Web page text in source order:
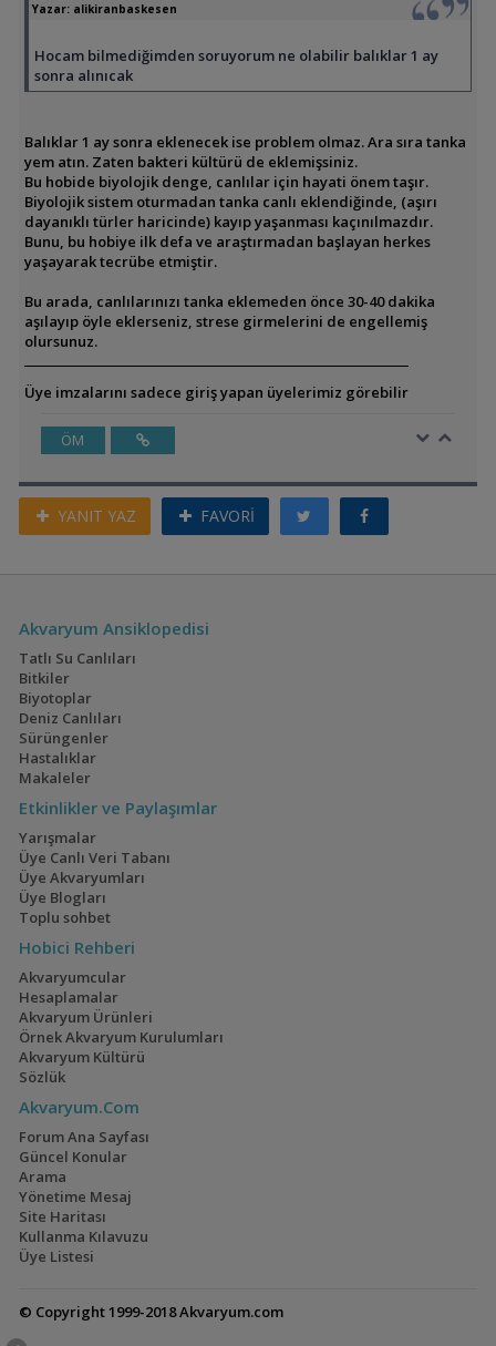
Yazar: alikiranbaskesen
Hocam bilmediğimden soruyorum ne olabilir balıklar 1 ay
sonra alınıcak
Balıklar 1 ay sonra eklenecek ise problem olmaz. Ara sıra tanka
yem atın. Zaten bakteri kültürü de eklemişsiniz.
Bu hobide biyolojik denge, canlılar için hayati önem taşır.
Biyolojik sistem oturmadan tanka canlı eklendiğinde, (aşırı
dayanıklı türler haricinde) kayıp yaşanması kaçınılmazdır.
Bunu, bu hobiye ilk defa ve araştırmadan başlayan herkes
yaşayarak tecrübe etmiştir.
Bu arada, canlılarınızı tanka eklemeden önce 30-40 dakika
aşılayıp öyle eklerseniz, strese girmelerini de engellemiş
olursunuz.
Üye imzalarını sadece giriş yapan üyelerimiz görebilir
ÖM
YANIT YAZ FAVORİ
Akvaryum Ansiklopedisi
Tatlı Su Canlıları
Bitkiler
Biyotoplar
Deniz Canlıları
Sürüngenler
Hastalıklar
Makaleler
Etkinlikler ve Paylaşımlar
Yarışmalar
Üye Canlı Veri Tabanı
Üye Akvaryumları
Üye Blogları
Toplu sohbet
Hobici Rehberi
Akvaryumcular
Hesaplamalar
Akvaryum Ürünleri
Örnek Akvaryum Kurulumları
Akvaryum Kültürü
Sözlük
Akvaryum.Com
Forum Ana Sayfası
Güncel Konular
Arama
Yönetime Mesaj
Site Haritası
Kullanma Kılavuzu
Üye Listesi
© Copyright 1999-2018 Akvaryum.com